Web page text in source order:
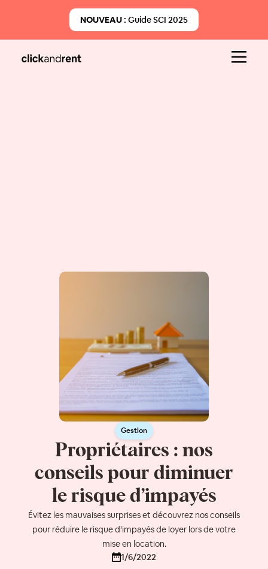
NOUVEAU : Guide SCI 2025
Gestion
Propriétaires : nos
conseils pour diminuer
le risque d’impayés
Évitez les mauvaises surprises et découvrez nos conseils
pour réduire le risque d’impayés de loyer lors de votre
mise en location.
1/6/2022